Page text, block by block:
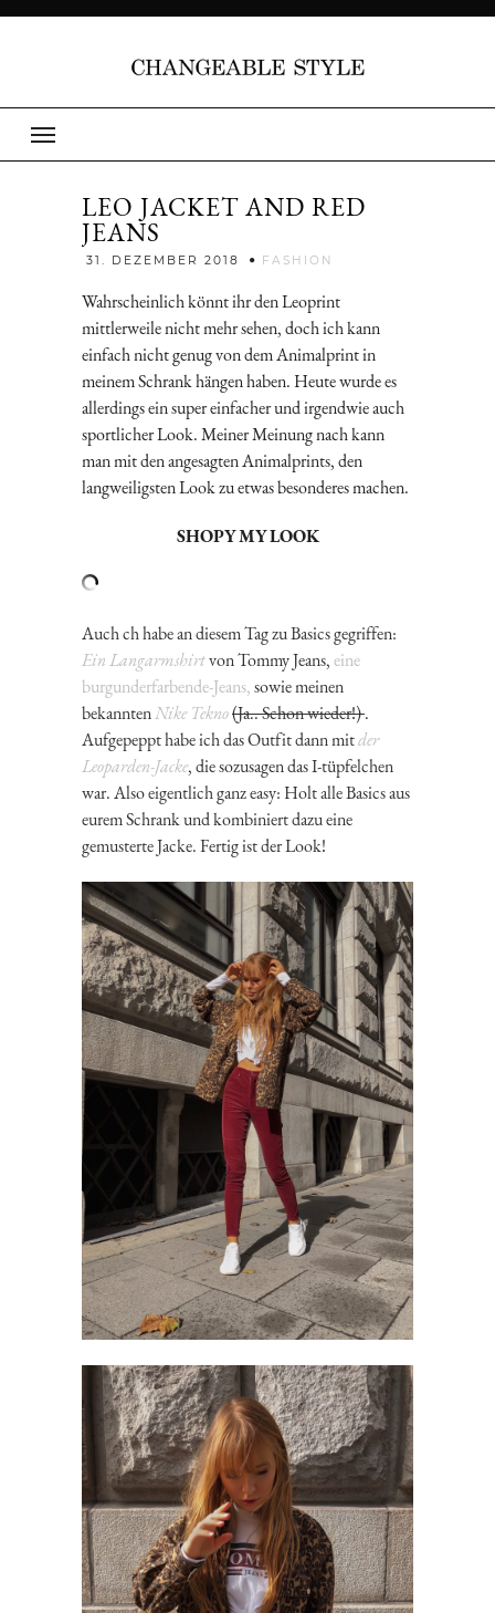
LEO JACKET AND RED
JEANS
31. DEZEMBER 2018 FASHION
Wahrscheinlich könnt ihr den Leoprint
mittlerweile nicht mehr sehen, doch ich kann
einfach nicht genug von dem Animalprint in
meinem Schrank hängen haben. Heute wurde es
allerdings ein super einfacher und irgendwie auch
sportlicher Look. Meiner Meinung nach kann
man mit den angesagten Animalprints, den
langweiligsten Look zu etwas besonderes machen.
SHOPY MY LOOK
Auch ch habe an diesem Tag zu Basics gegriffen:
Ein Langarmshirtvon Tommy Jeans,eine
burgunderfarbende-Jeans,sowie meinen
bekanntenNike Tekno(Ja.. Schon wieder!).
Aufgepeppt habe ich das Outfit dann mitder
Leoparden-Jacke, die sozusagen das I-tüpfelchen
war. Also eigentlich ganz easy: Holt alle Basics aus
eurem Schrank und kombiniert dazu eine
gemusterte Jacke. Fertig ist der Look!